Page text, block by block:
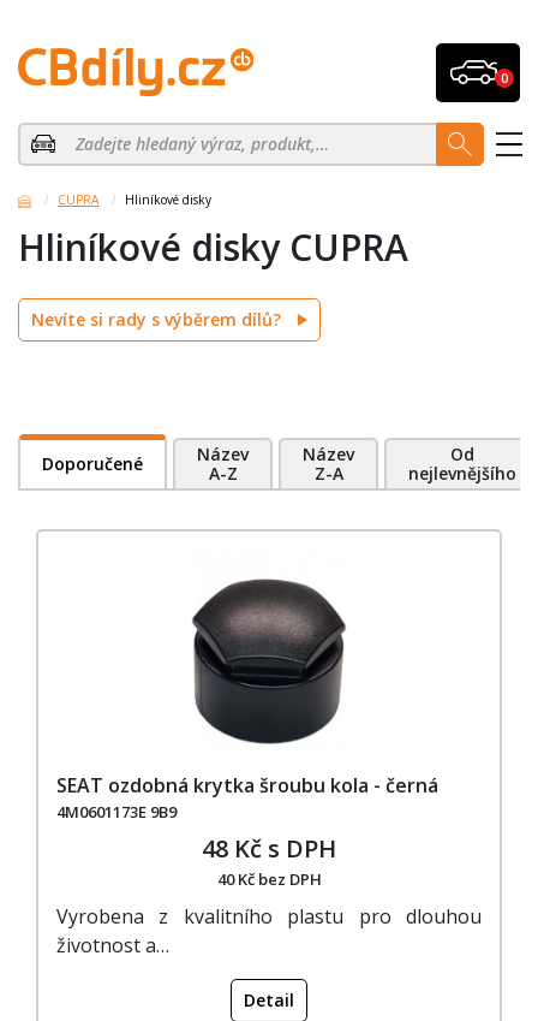
0
CUPRA Hliníkové disky
Hliníkové disky CUPRA
Nevíte si rady s výběrem dílů?
Doporučené
Název
A-Z
Název
Z-A
Od
nejlevnějšího
SEAT ozdobná krytka šroubu kola - černá
4M0601173E 9B9
48 Kč s DPH
40 Kč bez DPH
Vyrobena z kvalitního plastu pro dlouhou
životnost a…
Detail